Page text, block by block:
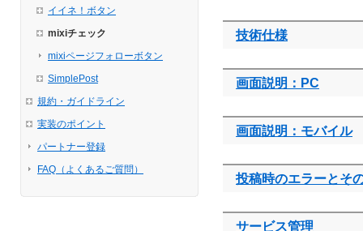
イイネ！ボタン
mixiチェック
mixiページフォローボタン
SimplePost
規約・ガイドライン
実装のポイント
パートナー登録
FAQ（よくあるご質問）
技術仕様
画面説明：PC
画面説明：モバイル
投稿時のエラーとそ
サービス管理